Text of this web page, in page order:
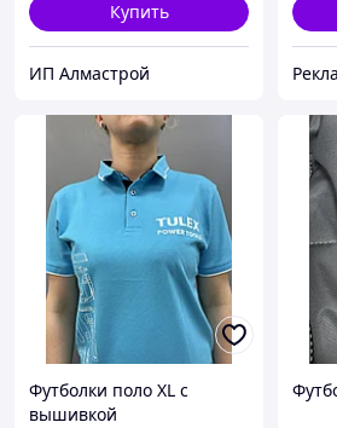
Купить
ИП Алмастрой
Футболки поло XL с
вышивкой